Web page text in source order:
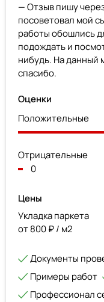
— Отзыв пишу
посоветовал мой
работы обошлись
подождать и
нибудь. На данный
спасибо.
Оценки
Положительные
Отрицательные
0
Цены
Укладка паркета
от 800 ₽ / м2
Документы
Примеры работ
Профессионал